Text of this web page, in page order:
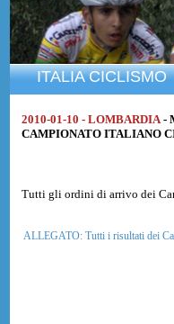
ITALIA CICLISMO
2010-01-10 - LOMBARDIA -
CAMPIONATO ITALIANO
Tutti gli ordini di arrivo dei
ALLEGATO: Tutti i risultati dei